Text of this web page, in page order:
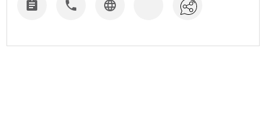
  